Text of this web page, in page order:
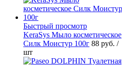
Быстрый просмотр
KeraSys Мыло косметическое
Силк Моистур 100г 88 руб. /
шт